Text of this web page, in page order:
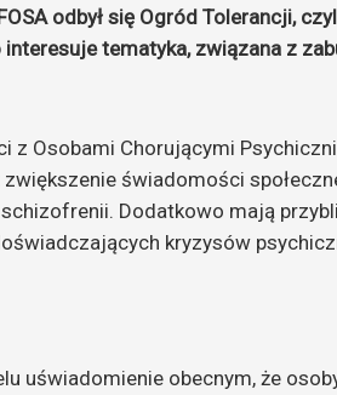
odbył się Ogród Tolerancji,
tematyka, związana z
z Osobami Chorującymi
świadomości
Dodatkowo mają
kryzysów
uświadomienie obecnym, że